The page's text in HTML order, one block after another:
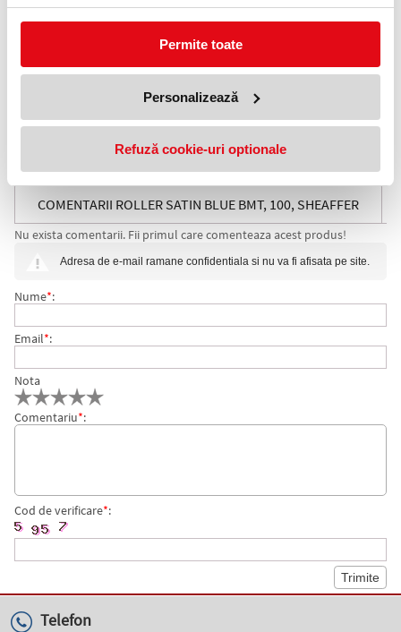
Permite toate
Personalizează
Refuză cookie-uri optionale
culoare albastra.. Clipul din otel inoxidabil tip arc lacuit cu multiple
straturi de lac lucios de culoare albastra.
albastra.
Continut:
- Instrument de scris
- Mina roller Sheaffer Slim
- Cutie ambalaj originala
COMENTARII ROLLER SATIN BLUE BMT, 100, SHEAFFER
Nu exista comentarii. Fii primul care comenteaza acest produs!
Adresa de e-mail ramane confidentiala si nu va fi afisata pe site.
Nume*:
Email*:
Nota
Comentariu*:
Cod de verificare*:
Telefon